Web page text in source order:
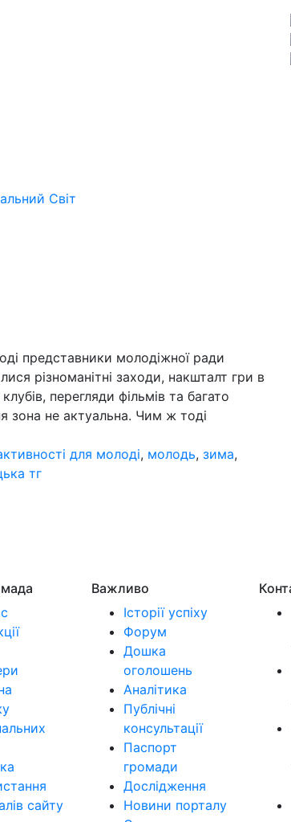
Світ
представники молодіжної ради
різноманітні заходи, накшталт гри в
перегляди фільмів та багато
зона не актуальна. Чим ж тоді
для молоді, молодь, зима,
тг
сайту
Важливо
Історії успіху
Форум
Дошка
оголошень
Аналітика
Публічні
консультації
Паспорт
громади
Дослідження
Новини порталу